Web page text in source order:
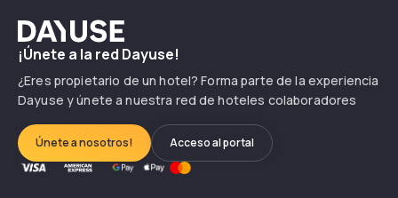
Dayuse
¡Únete a la red Dayuse!
¿Eres propietario de un hotel? Forma parte de la experiencia
Dayuse y únete a nuestra red de hoteles colaboradores
Únete a nosotros! Acceso al portal